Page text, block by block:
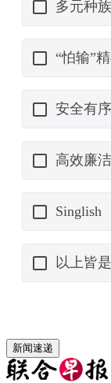
新闻速递